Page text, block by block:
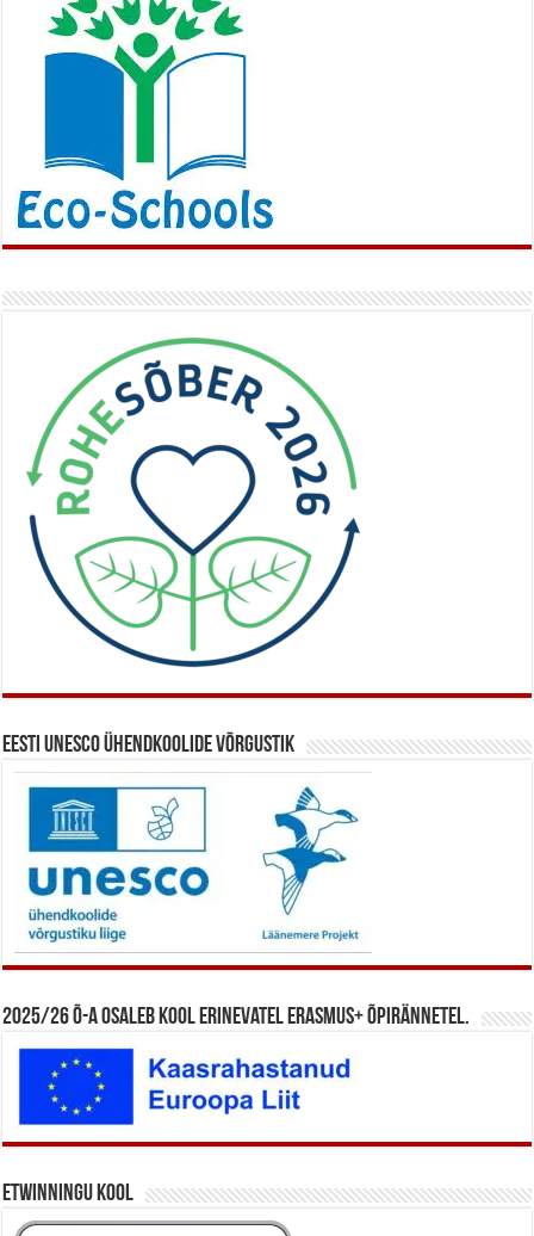
Eesti UNESCO ühendkoolide võrgustik
2025/26 õ-a osaleb kool erinevatel Erasmus+ õpirännetel.
eTwinningu kool